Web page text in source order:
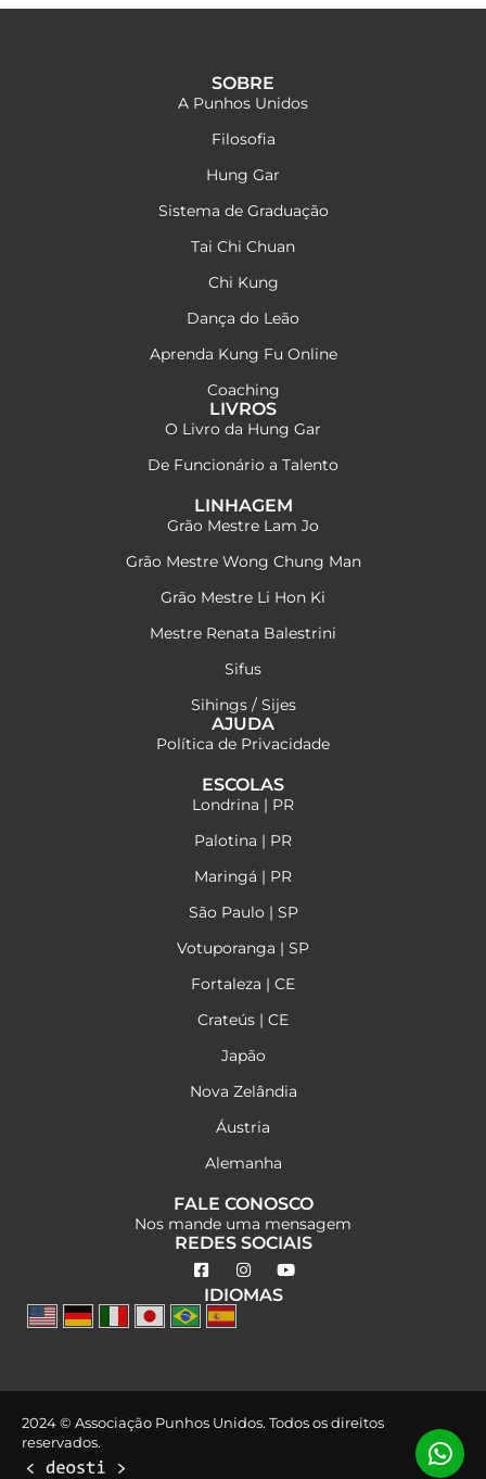
SOBRE
A Punhos Unidos
Filosofia
Hung Gar
Sistema de Graduação
Tai Chi Chuan
Chi Kung
Dança do Leão
Aprenda Kung Fu Online
Coaching
LIVROS
O Livro da Hung Gar
De Funcionário a Talento
LINHAGEM
Grão Mestre Lam Jo
Grão Mestre Wong Chung Man
Grão Mestre Li Hon Ki
Mestre Renata Balestrini
Sifus
Sihings / Sijes
AJUDA
Política de Privacidade
ESCOLAS
Londrina | PR
Palotina | PR
Maringá | PR
São Paulo | SP
Votuporanga | SP
Fortaleza | CE
Crateús | CE
Japão
Nova Zelândia
Áustria
Alemanha
FALE CONOSCO
Nos mande uma mensagem
REDES SOCIAIS
IDIOMAS
2024 © Associação Punhos Unidos. Todos os direitos
reservados.